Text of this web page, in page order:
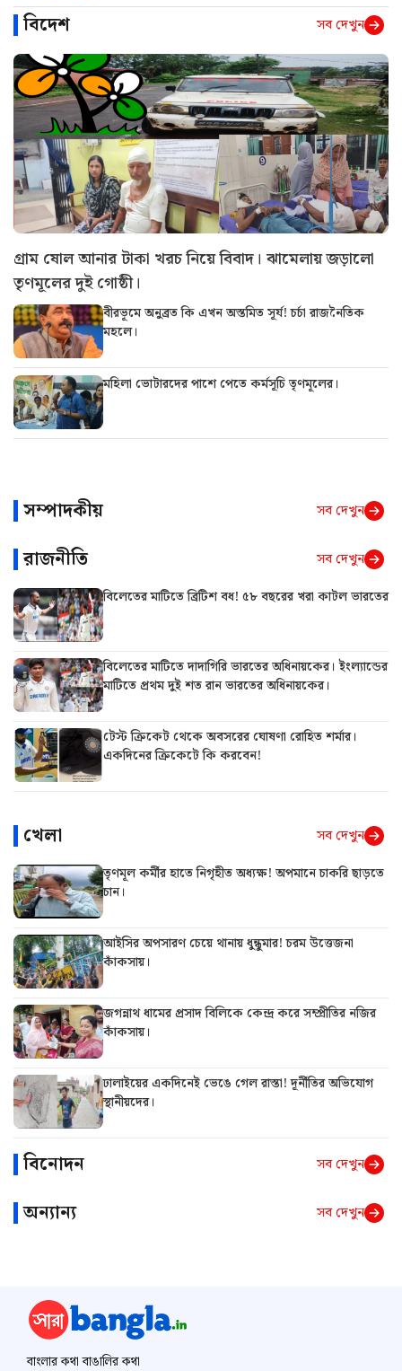
বিদেশ সব দেখুন
গ্রাম ষোল আনার টাকা খরচ নিয়ে বিবাদ। ঝামেলায় জড়ালো
তৃণমূলের দুই গোষ্ঠী।
বীরভূমে অনুব্রত কি এখন অস্তমিত সূর্য! চর্চা রাজনৈতিক
মহলে।
মহিলা ভোটারদের পাশে পেতে কর্মসূচি তৃণমূলের।
সম্পাদকীয় সব দেখুন
রাজনীতি সব দেখুন
বিলেতের মাটিতে ব্রিটিশ বধ! ৫৮ বছরের খরা কাটল ভারতের
বিলেতের মাটিতে দাদাগিরি ভারতের অধিনায়কের। ইংল্যান্ডের
মাটিতে প্রথম দুই শত রান ভারতের অধিনায়কের।
টেস্ট ক্রিকেট থেকে অবসরের ঘোষণা রোহিত শর্মার।
একদিনের ক্রিকেটে কি করবেন!
খেলা সব দেখুন
তৃণমূল কর্মীর হাতে নিগৃহীত অধ্যক্ষ! অপমানে চাকরি ছাড়তে
চান।
আইসির অপসারণ চেয়ে থানায় ধুন্ধুমার! চরম উত্তেজনা
কাঁকসায়।
জগন্নাথ ধামের প্রসাদ বিলিকে কেন্দ্র করে সম্প্রীতির নজির
কাঁকসায়।
ঢালাইয়ের একদিনেই ভেঙে গেল রাস্তা! দূর্নীতির অভিযোগ
স্থানীয়দের।
বিনোদন সব দেখুন
অন্যান্য সব দেখুন
বাংলার কথা বাঙালির কথা